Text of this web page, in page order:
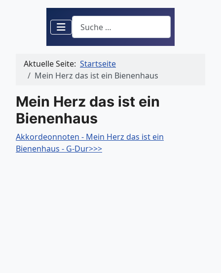
Suchen
Aktuelle Seite: Startseite
Mein Herz das ist ein Bienenhaus
Mein Herz das ist ein
Bienenhaus
Akkordeonnoten - Mein Herz das ist ein
Bienenhaus - G-Dur>>>